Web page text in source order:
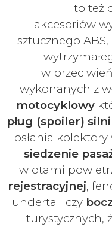
to też
akcesoriów
sztucznego
w
wykonanych z
motocyklowy
pług (spoiler)
osłania
siedzenie
wlotami
rejestracyjnej,
undertail czy
turystycznych,